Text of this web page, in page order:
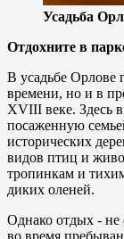
Усадьба
Отдохните в
В усадьбе Орловe
времени, но и в
XVIII веке. Здесь
посаженную
исторических
видов птиц и
тропинкам и
диких оленей.
Однако отдых - не